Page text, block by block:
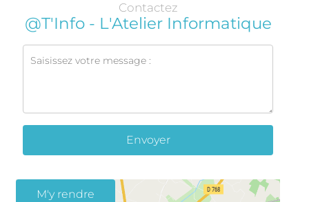
Contactez
@T'Info - L'Atelier Informatique
Envoyer
M'y rendre